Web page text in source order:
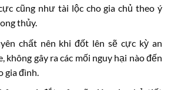
cũng như tài lộc cho gia chủ theo ý
thủy.
chất nên khi đốt lên sẽ cực kỳ an
không gây ra các mối nguy hại nào đến
gia đình.